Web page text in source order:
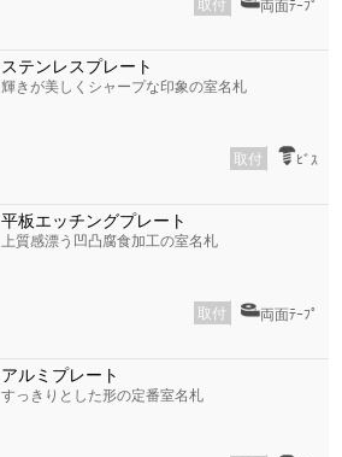
取付 両面ﾃｰﾌﾟ
ステンレスプレート
輝きが美しくシャープな印象の室名札
取付 ﾋﾞｽ
平板エッチングプレート
上質感漂う凹凸腐食加工の室名札
取付 両面ﾃｰﾌﾟ
アルミプレート
すっきりとした形の定番室名札